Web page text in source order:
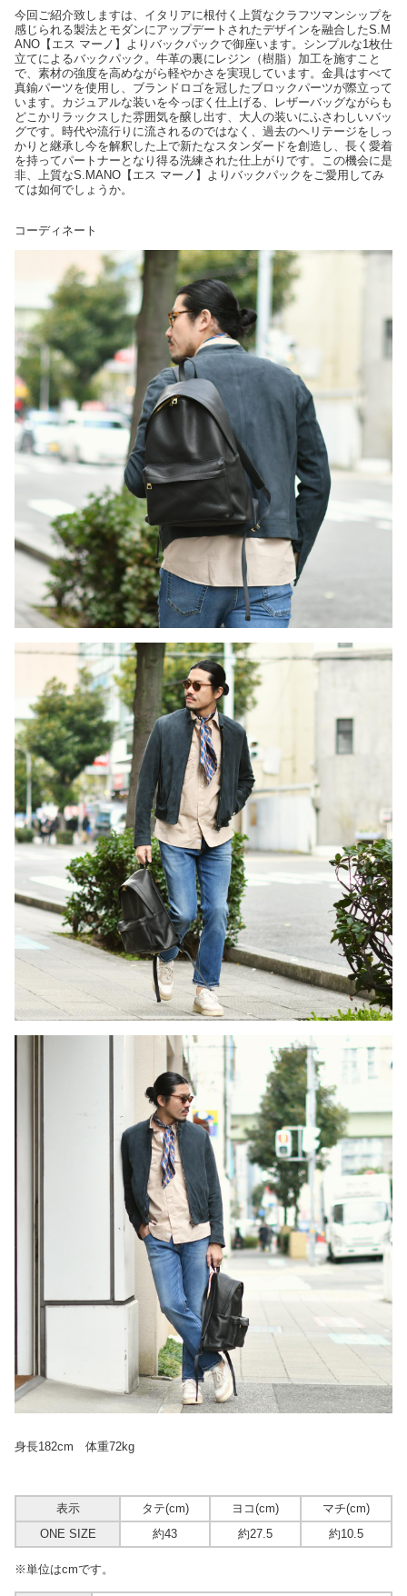
今回ご紹介致しますは、イタリアに根付く上質なクラフツマンシップを
感じられる製法とモダンにアップデートされたデザインを融合したS.M
ANO【エス マーノ】よりバックパックで御座います。シンプルな1枚仕
立てによるバックパック。牛革の裏にレジン（樹脂）加工を施すこと
で、素材の強度を高めながら軽やかさを実現しています。金具はすべて
真鍮パーツを使用し、ブランドロゴを冠したブロックパーツが際立って
います。カジュアルな装いを今っぽく仕上げる、レザーバッグながらも
どこかリラックスした雰囲気を醸し出す、大人の装いにふさわしいバッ
グです。時代や流行りに流されるのではなく、過去のヘリテージをしっ
かりと継承し今を解釈した上で新たなスタンダードを創造し、長く愛着
を持ってパートナーとなり得る洗練された仕上がりです。この機会に是
非、上質なS.MANO【エス マーノ】よりバックパックをご愛用してみ
ては如何でしょうか。
コーディネート
身長182cm 体重72kg
表示 タテ(cm) ヨコ(cm)
マチ(cm)
ONE SIZE
約43 約27.5 約10.5
※単位はcmです。